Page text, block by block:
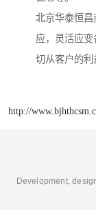
北京华泰恒
应，灵活应
切从客户的利
http://
Development,